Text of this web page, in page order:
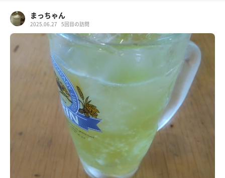
まっちゃん
2025.06.27 5回目の訪問